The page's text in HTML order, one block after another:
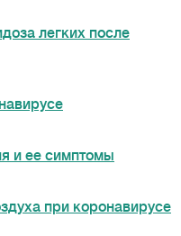
легких после
и ее симптомы
при коронавирусе